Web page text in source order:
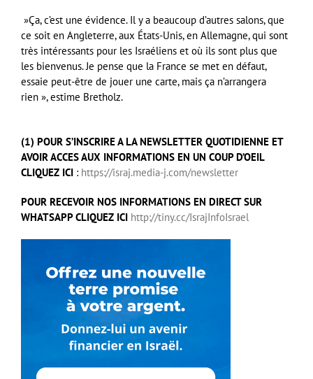
»Ça, c’est une évidence. Il y a beaucoup d’autres salons, que
ce soit en Angleterre, aux États-Unis, en Allemagne, qui sont
très intéressants pour les Israéliens et où ils sont plus que
les bienvenus. Je pense que la France se met en défaut,
essaie peut-être de jouer une carte, mais ça n’arrangera
rien », estime Bretholz.
(1) POUR S’INSCRIRE A LA NEWSLETTER QUOTIDIENNE ET
AVOIR ACCES AUX INFORMATIONS EN UN COUP D’OEIL
CLIQUEZ ICI : https://israj.media-j.com/newsletter
POUR RECEVOIR NOS INFORMATIONS EN DIRECT SUR
WHATSAPP CLIQUEZ ICI http://tiny.cc/IsrajInfoIsrael